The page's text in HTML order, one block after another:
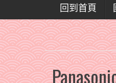
回到首頁